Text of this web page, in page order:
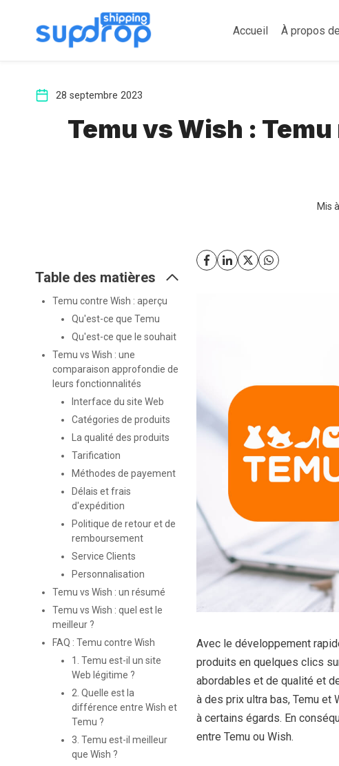
Accueil À propos
28 septembre 2023
Temu vs Wish :
Mis
Table des matières
Temu contre Wish : aperçu
Qu'est-ce que Temu
Qu'est-ce que le souhait
Temu vs Wish : une
comparaison approfondie de
leurs fonctionnalités
Interface du site Web
Catégories de produits
La qualité des produits
Tarification
Méthodes de payement
Délais et frais
d'expédition
Politique de retour et de
remboursement
Service Clients
Personnalisation
Temu vs Wish : un résumé
Temu vs Wish : quel est le
meilleur ?
FAQ : Temu contre Wish
1. Temu est-il un site
Web légitime ?
2. Quelle est la
différence entre Wish et
Temu ?
3. Temu est-il meilleur
que Wish ?
Avec le développement
produits en quelques clics
abordables et de qualité et
à des prix ultra bas, Temu et
à certains égards. En
entre Temu ou Wish.